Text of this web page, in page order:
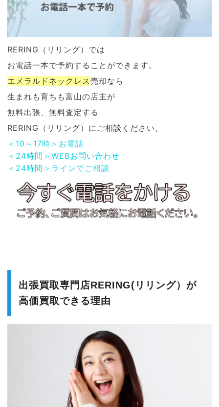
RERING（リリング）では
お電話一本で予約することができます。
エメラルドネックレス 売却なら
生まれも育ちも富山の店主が
無料出張、無料査定する
RERING（リリング）にご相談ください。
＜10～17時＞お電話
＜24時間＞WEBお問い合わせ
＜24時間＞ラインでご相談
出張買取専門店RERING(リリング）が
高価買取できる理由